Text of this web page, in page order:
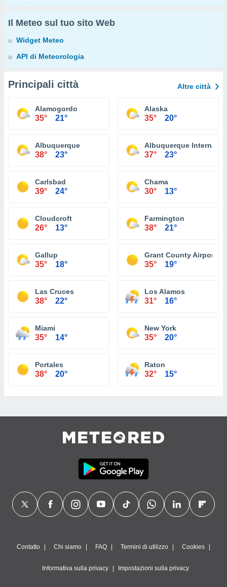
Il Meteo sul tuo sito Web
Widget Meteo
API di Meteorologia
Principali città Altre città
Alamogordo
35° 21°
Alaska
35° 20°
Albuquerque
38° 23°
Albuquerque
37° 23°
Carlsbad
39° 24°
Chama
30° 13°
Cloudcroft
26° 13°
Farmington
38° 21°
Gallup
35° 18°
Grant County Airport
35° 19°
Las Cruces
38° 22°
Los Alamos
31° 16°
Miami
35° 14°
New York
35° 20°
Portales
38° 20°
Raton
32° 15°
Contatto Chi siamo FAQ Termini di utilizzo Cookies
Informativa sulla privacy Impostazioni sulla privacy